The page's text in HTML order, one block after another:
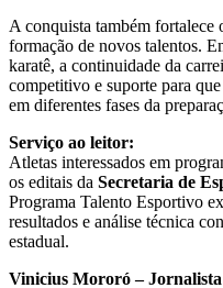
A conquista também fortalece
formação de novos talentos.
karatê, a continuidade da
competitivo e suporte para
em diferentes fases da
Serviço ao leitor:
Atletas interessados em
os editais da Secretaria de
Programa Talento Esportivo
resultados e análise técnica
estadual.
Vinicius Mororó –